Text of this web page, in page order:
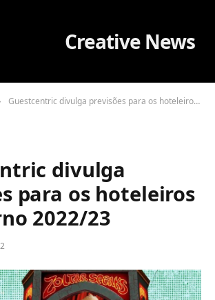
Guestcentric divulga previsões para os hoteleiros no inverno 2022/23
divulga
para os hoteleiros
2022/23